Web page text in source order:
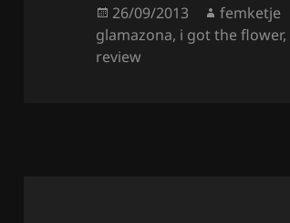
Posted
on
26/09/2013 Author
femketje
glamazona, i got the flower,
review